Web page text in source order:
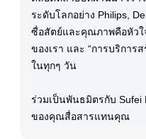
ระดับโลกอย่าง Philips,
ซื่อสัตย์และคุณภาพคือหัวใ
ของเรา และ “การบริการ
ในทุกๆ วัน
ร่วมเป็นพันธมิตรกับ
ของคุณสื่อสารแทนคุณ